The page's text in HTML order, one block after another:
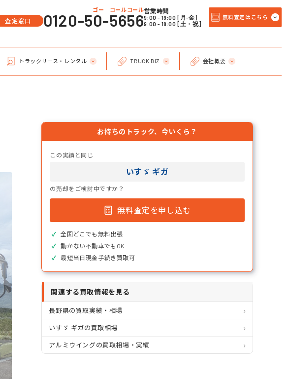
査定窓口
ゴー コールコール
0120-50-5656営業時間
9:00 - 19:00 [月-金]
9:00 - 18:00 [土・祝]
無料査定はこちら
トラックリース・レンタル TRUCK BIZ 会社概要
お持ちのトラック、今いくら？
この実績と同じ
いすゞ ギガ
の売却をご検討中ですか？
無料査定を申し込む
全国どこでも無料出張
動かない不動車でもOK
最短当日現金手続き買取可
関連する買取情報を見る
長野県の買取実績・相場
いすゞ ギガの買取相場
アルミウイングの買取相場・実績